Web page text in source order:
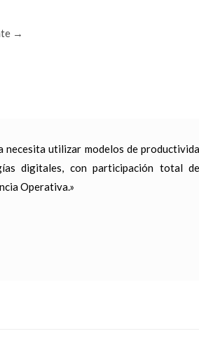
→
necesita utilizar modelos de
digitales, con participación total
Operativa.»